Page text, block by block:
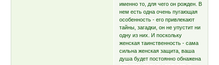
именно то, для чего он рожден. В
нем есть одна очень пугающая
особенность - его привлекают
тайны, загадки, он не упустит ни
одну из них. И поскольку
женская таинственность - сама
сильна женская защита, ваша
душа будет постоянно обнажена